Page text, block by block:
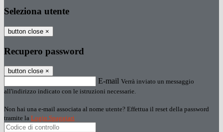
Seleziona utente
button close ×
Recupero password
button close ×
E-mail Verrà inviato un messaggio
all'indirizzo indicato con le istruzioni necessarie.
Non hai una e-mail associata al nome utente? Effettua il reset della password
tramite la Login Spaggiari